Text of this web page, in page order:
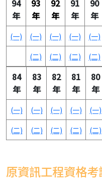
94
年
93
年
92
年
91
年
90
年
(一) (一) (一) (一) (一)
(二)
(二) (二) (二)
84
年
83
年
82
年
81
年
80
年
(一) (一) (一) (一) (一)
(二)
(二) (二) (二) (二)
原資訊工程資格考